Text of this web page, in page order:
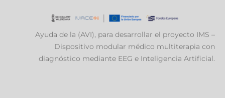
Ayuda de la (AVI), para desarrollar el proyecto IMS –
Dispositivo modular médico multiterapia con
diagnóstico mediante EEG e Inteligencia Artificial.